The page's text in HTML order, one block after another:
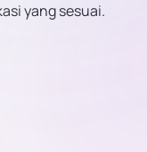
yang sesuai.